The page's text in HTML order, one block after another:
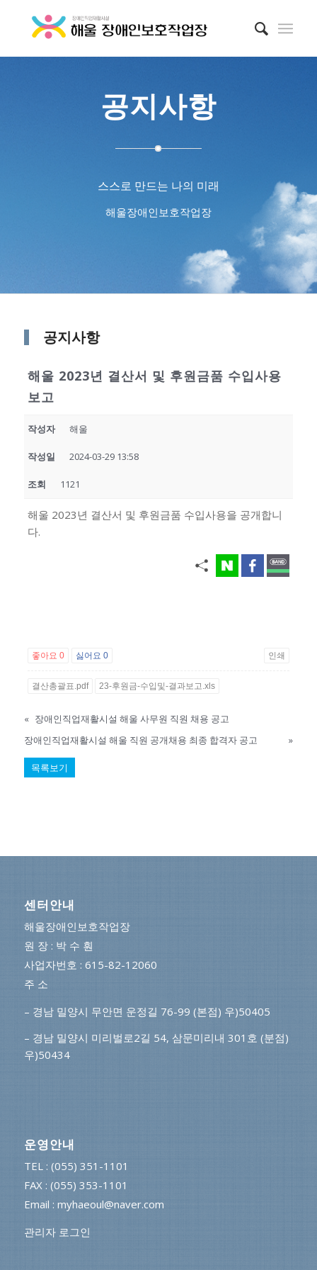
공지사항
스스로 만드는 나의 미래
해울장애인보호작업장
공지사항
해울 2023년 결산서 및 후원금품 수입사용
보고
작성자 해울
작성일 2024-03-29 13:58
조회 1121
해울 2023년 결산서 및 후원금품 수입사용을 공개합니
다.
좋아요 0 싫어요 0 인쇄
결산총괄표.pdf 23-후원금-수입및-결과보고.xls
« 장애인직업재활시설 해울 사무원 직원 채용 공고
장애인직업재활시설 해울 직원 공개채용 최종 합격자 공고
»
목록보기
센터안내
해울장애인보호작업장
원 장 : 박 수 훤
사업자번호 : 615-82-12060
주 소
– 경남 밀양시 무안면 운정길 76-99 (본점) 우)50405
– 경남 밀양시 미리벌로2길 54, 삼문미리내 301호 (분점)
우)50434
운영안내
TEL : (055) 351-1101
FAX : (055) 353-1101
Email : myhaeoul@naver.com
관리자 로그인